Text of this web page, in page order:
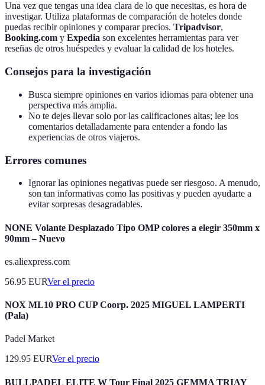
Una vez que tengas una idea clara de lo que necesitas, es hora de
investigar. Utiliza plataformas de comparación de hoteles donde
puedas recibir opiniones y comparar precios. Tripadvisor,
Booking.com y Expedia son excelentes herramientas para ver
reseñas de otros huéspedes y evaluar la calidad de los hoteles.
Consejos para la investigación
Busca siempre opiniones en varios idiomas para obtener una
perspectiva más amplia.
No te dejes llevar solo por las calificaciones altas; lee los
comentarios detalladamente para entender a fondo las
experiencias de otros viajeros.
Errores comunes
Ignorar las opiniones negativas puede ser riesgoso. A menudo,
son tan informativas como las positivas y pueden ayudarte a
evitar sorpresas desagradables.
NONE Volante Desplazado Tipo OMP colores a elegir 350mm x
90mm – Nuevo
es.aliexpress.com
56.95 EURVer el precio
NOX ML10 PRO CUP Coorp. 2025 MIGUEL LAMPERTI
(Pala)
Padel Market
129.95 EURVer el precio
BULLPADEL ELITE W Tour Final 2025 GEMMA TRIAY